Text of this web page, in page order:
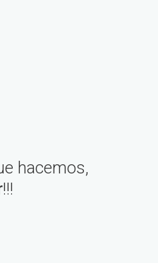
hacemos,
!!!